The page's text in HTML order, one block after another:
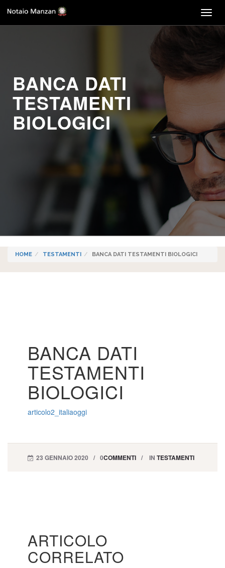
BANCA DATI
TESTAMENTI
BIOLOGICI
HOME TESTAMENTI BANCA DATI TESTAMENTI BIOLOGICI
BANCA DATI
TESTAMENTI
BIOLOGICI
articolo2_italiaoggi
23 GENNAIO 2020 0COMMENTI IN TESTAMENTI
ARTICOLO
CORRELATO